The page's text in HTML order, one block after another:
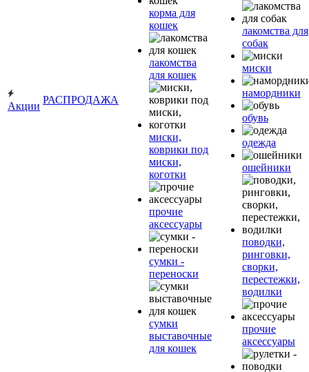
Акции
РАСПРОДАЖА
корма для
кошек
лакомства
для кошек
миски,
коврики под
миски,
коготки
прочие
аксессуары
сумки -
переноски
сумки
выставочные
для кошек
лакомства для
собак
миски
намордники
обувь
одежда
ошейники
поводки,
ринговки,
сворки,
перестежки,
водилки
прочие
аксессуары